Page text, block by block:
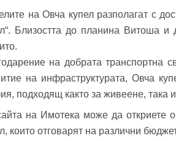
на Овча купел разполагат с
Близостта до планина Витоша
на добрата транспортна
на инфраструктурата, Овча
подходящ както за живеене, така
на Имотека може да откриете
които отговарят на различни